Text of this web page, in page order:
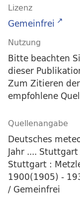
Lizenz
Gemeinfrei
Nutzung
Bitte beachten
dieser
Zum Zitieren
empfohlene
Quellenangabe
Deutsches
Jahr ....
Stuttgart :
1900(1905) -
/ Gemeinfrei